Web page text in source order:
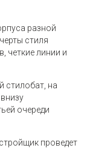
разной
стиля
четкие линии и
стилобат, на
очереди
проведет